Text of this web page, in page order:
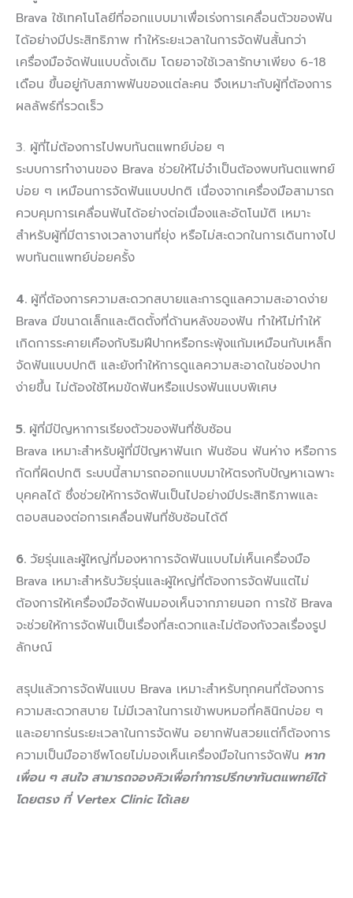
Brava ใช้เทคโนโลยีที่ออกแบบมาเพื่อเร่งการเคลื่อนตัวของฟัน
ได้อย่างมีประสิทธิภาพ ทำให้ระยะเวลาในการจัดฟันสั้นกว่า
เครื่องมือจัดฟันแบบดั้งเดิม โดยอาจใช้เวลารักษาเพียง 6-18
เดือน ขึ้นอยู่กับสภาพฟันของแต่ละคน จึงเหมาะกับผู้ที่ต้องการ
ผลลัพธ์ที่รวดเร็ว
3. ผู้ที่ไม่ต้องการไปพบทันตแพทย์บ่อย ๆ
ระบบการทำงานของ Brava ช่วยให้ไม่จำเป็นต้องพบทันตแพทย์
บ่อย ๆ เหมือนการจัดฟันแบบปกติ เนื่องจากเครื่องมือสามารถ
ควบคุมการเคลื่อนฟันได้อย่างต่อเนื่องและอัตโนมัติ เหมาะ
สำหรับผู้ที่มีตารางเวลางานที่ยุ่ง หรือไม่สะดวกในการเดินทางไป
พบทันตแพทย์บ่อยครั้ง
4. ผู้ที่ต้องการความสะดวกสบายและการดูแลความสะอาดง่าย
Brava มีขนาดเล็กและติดตั้งที่ด้านหลังของฟัน ทำให้ไม่ทำให้
เกิดการระคายเคืองกับริมฝีปากหรือกระพุ้งแก้มเหมือนกับเหล็ก
จัดฟันแบบปกติ และยังทำให้การดูแลความสะอาดในช่องปาก
ง่ายขึ้น ไม่ต้องใช้ไหมขัดฟันหรือแปรงฟันแบบพิเศษ
5. ผู้ที่มีปัญหาการเรียงตัวของฟันที่ซับซ้อน
Brava เหมาะสำหรับผู้ที่มีปัญหาฟันเก ฟันซ้อน ฟันห่าง หรือการ
กัดที่ผิดปกติ ระบบนี้สามารถออกแบบมาให้ตรงกับปัญหาเฉพาะ
บุคคลได้ ซึ่งช่วยให้การจัดฟันเป็นไปอย่างมีประสิทธิภาพและ
ตอบสนองต่อการเคลื่อนฟันที่ซับซ้อนได้ดี
6. วัยรุ่นและผู้ใหญ่ที่มองหาการจัดฟันแบบไม่เห็นเครื่องมือ
Brava เหมาะสำหรับวัยรุ่นและผู้ใหญ่ที่ต้องการจัดฟันแต่ไม่
ต้องการให้เครื่องมือจัดฟันมองเห็นจากภายนอก การใช้ Brava
จะช่วยให้การจัดฟันเป็นเรื่องที่สะดวกและไม่ต้องกังวลเรื่องรูป
ลักษณ์
สรุปแล้วการจัดฟันแบบ Brava เหมาะสำหรับทุกคนที่ต้องการ
ความสะดวกสบาย ไม่มีเวลาในการเข้าพบหมอที่คลินิกบ่อย ๆ
และอยากร่นระยะเวลาในการจัดฟัน อยากฟันสวยแต่ก็ต้องการ
ความเป็นมืออาชีพโดยไม่มองเห็นเครื่องมือในการจัดฟัน หาก
เพื่อน ๆ สนใจ สามารถจองคิวเพื่อทำการปรึกษาทันตแพทย์ได้
โดยตรง ที่Vertex Clinicได้เลย